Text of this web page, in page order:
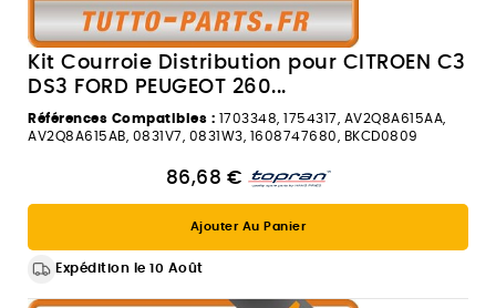
Kit Courroie Distribution pour CITROEN C3
DS3 FORD PEUGEOT 260...
Références Compatibles : 1703348, 1754317, AV2Q8A615AA,
AV2Q8A615AB, 0831V7, 0831W3, 1608747680, BKCD0809
86,68 €
Ajouter Au Panier
Expédition le 10 Août